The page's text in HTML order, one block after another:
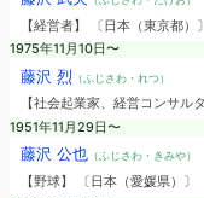
【経営者】 〔日本（東京都
1975年11月10日〜
藤沢 烈 （ふじさわ・れつ）
【社会起業家、経営コンサル
1951年11月29日〜
藤沢 公也（ふじさわ・きみや）
【野球】 〔日本（愛媛県）〕